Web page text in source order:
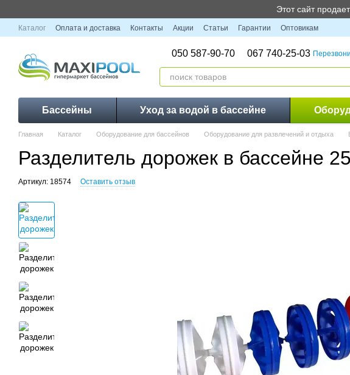
Этот сайт
Каталог Оплата и доставка Контакты Акции Статьи Гарантии Оптовикам
050 587-90-70 067 740-25-03
Бассейны Уход за водой в бассейне
Главная Каталог Оборудование для бассейнов Оборудование для развлечений и отдыха
Разделитель дорожек в бассейне
Артикул: 18574 Оставить отзыв